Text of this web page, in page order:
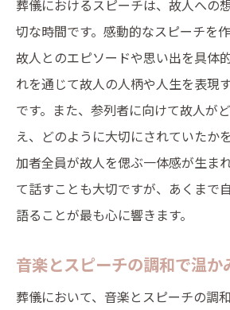
葬儀におけるスピーチは、故人への
切な時間です。感動的なスピーチを
故人とのエピソードや思い出を具体
れを通じて故人の人柄や人生を表現
です。また、参列者に向けて故人が
え、どのように大切にされていたか
加者全員が故人を偲ぶ一体感が生ま
て話すことも大切ですが、あくまで
語ることが最も心に響きます。
音楽とスピーチの調和で温か
葬儀において、音楽とスピーチの調